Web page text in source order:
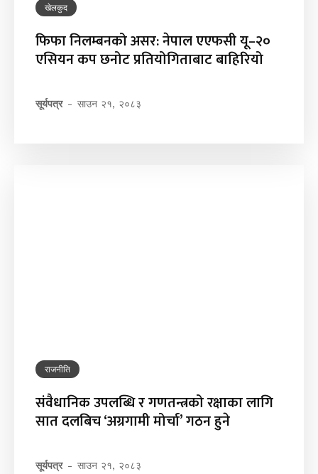
खेलकुद
फिफा निलम्बनको असर: नेपाल एएफसी यू–२०
एसियन कप छनोट प्रतियोगिताबाट बाहिरियो
सूर्यपत्र - साउन २१, २०८३
राजनीति
संवैधानिक उपलब्धि र गणतन्त्रको रक्षाका लागि
सात दलबिच ‘अग्रगामी मोर्चा’ गठन हुने
सूर्यपत्र - साउन २१, २०८३